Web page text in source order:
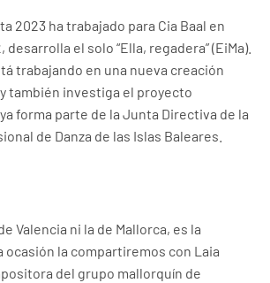
2023 ha trabajado para Cia Baal en
desarrolla el solo “Ella, regadera” (EiMa).
trabajando en una nueva creación
y también investiga el proyecto
forma parte de la Junta Directiva de la
de Danza de las Islas Baleares.
Valencia ni la de Mallorca, es la
ocasión la compartiremos con Laia
del grupo mallorquín de